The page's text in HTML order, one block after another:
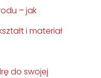
– jak
i materiał
do swojej